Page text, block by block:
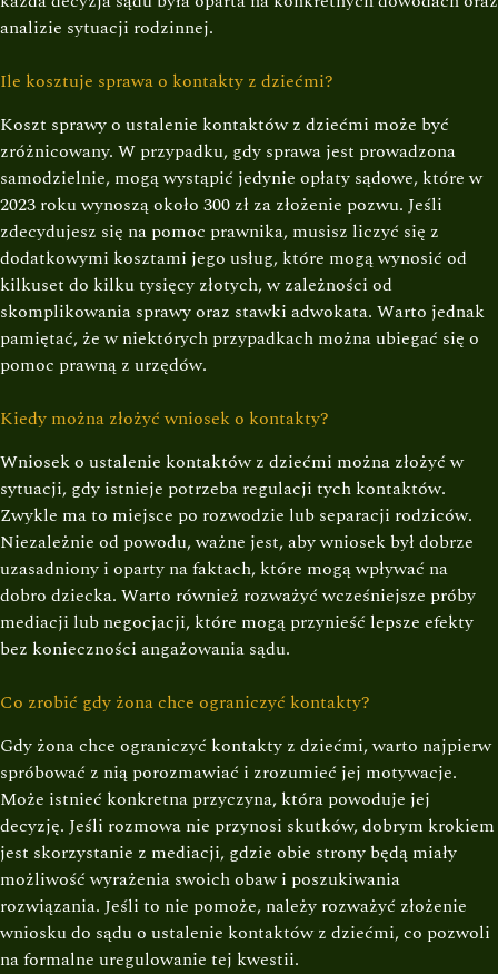
analizie sytuacji rodzinnej.
Ile kosztuje sprawa o kontakty z dziećmi?
Koszt sprawy o ustalenie kontaktów z dziećmi może być
zróżnicowany. W przypadku, gdy sprawa jest prowadzona
samodzielnie, mogą wystąpić jedynie opłaty sądowe, które w
2023 roku wynoszą około 300 zł za złożenie pozwu. Jeśli
zdecydujesz się na pomoc prawnika, musisz liczyć się z
dodatkowymi kosztami jego usług, które mogą wynosić od
kilkuset do kilku tysięcy złotych, w zależności od
skomplikowania sprawy oraz stawki adwokata. Warto jednak
pamiętać, że w niektórych przypadkach można ubiegać się o
pomoc prawną z urzędów.
Kiedy można złożyć wniosek o kontakty?
Wniosek o ustalenie kontaktów z dziećmi można złożyć w
sytuacji, gdy istnieje potrzeba regulacji tych kontaktów.
Zwykle ma to miejsce po rozwodzie lub separacji rodziców.
Niezależnie od powodu, ważne jest, aby wniosek był dobrze
uzasadniony i oparty na faktach, które mogą wpływać na
dobro dziecka. Warto również rozważyć wcześniejsze próby
mediacji lub negocjacji, które mogą przynieść lepsze efekty
bez konieczności angażowania sądu.
Co zrobić gdy żona chce ograniczyć kontakty?
Gdy żona chce ograniczyć kontakty z dziećmi, warto najpierw
spróbować z nią porozmawiać i zrozumieć jej motywacje.
Może istnieć konkretna przyczyna, która powoduje jej
decyzję. Jeśli rozmowa nie przynosi skutków, dobrym krokiem
jest skorzystanie z mediacji, gdzie obie strony będą miały
możliwość wyrażenia swoich obaw i poszukiwania
rozwiązania. Jeśli to nie pomoże, należy rozważyć złożenie
wniosku do sądu o ustalenie kontaktów z dziećmi, co pozwoli
na formalne uregulowanie tej kwestii.